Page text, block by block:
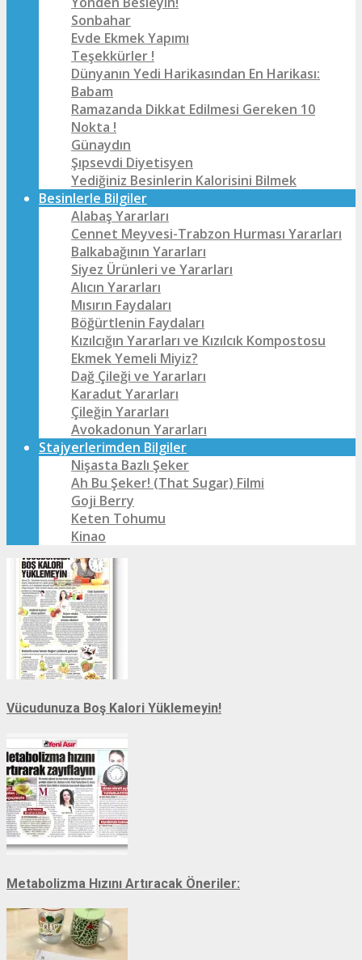
Sonbahar
Evde Ekmek Yapımı
Teşekkürler !
Dünyanın Yedi Harikasından En Harikası:
Babam
Ramazanda Dikkat Edilmesi Gereken 10
Nokta !
Günaydın
Şıpsevdi Diyetisyen
Yediğiniz Besinlerin Kalorisini Bilmek
Besinlerle Bilgiler
Alabaş Yararları
Cennet Meyvesi-Trabzon Hurması Yararları
Balkabağının Yararları
Siyez Ürünleri ve Yararları
Alıcın Yararları
Mısırın Faydaları
Böğürtlenin Faydaları
Kızılcığın Yararları ve Kızılcık Kompostosu
Ekmek Yemeli Miyiz?
Dağ Çileği ve Yararları
Karadut Yararları
Çileğin Yararları
Avokadonun Yararları
Stajyerlerimden Bilgiler
Nişasta Bazlı Şeker
Ah Bu Şeker! (That Sugar) Filmi
Goji Berry
Keten Tohumu
Kinao
Vücudunuza Boş Kalori Yüklemeyin!
Metabolizma Hızını Artıracak Öneriler: